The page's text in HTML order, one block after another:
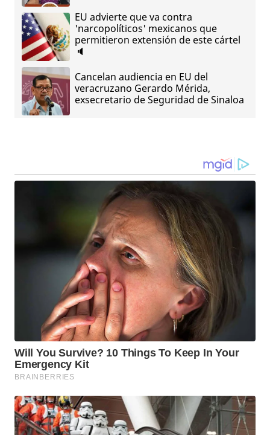
EU advierte que va contra
'narcopolíticos' mexicanos que
permitieron extensión de este cártel
🔈
Cancelan audiencia en EU del
veracruzano Gerardo Mérida,
exsecretario de Seguridad de Sinaloa